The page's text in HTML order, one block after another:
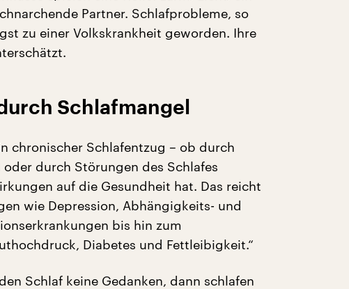
Partner. Schlafprobleme, so
zu einer Volkskrankheit geworden. Ihre
Schlafmangel
chronischer Schlafentzug – ob durch
durch Störungen des Schlafes
auf die Gesundheit hat. Das reicht
wie Depression, Abhängigkeits- und
bis hin zum
Diabetes und Fettleibigkeit.“
Schlaf keine Gedanken, dann schlafen